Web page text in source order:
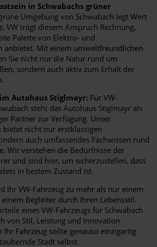
in Schwabachs grüner
Umgebung von Schwabach legt Wert
VW trägt diesem Anspruch Rechnung,
Palette von Elektro- und
anbietet. Mit einem umweltfreundlichen
Sie nicht nur die Natur rund um
sondern auch aktiv zum Erhalt der
Autohaus Stiglmayr: Für VW-
steht das Autohaus Stiglmayr als
Partner zur Verfügung. Unser
bietet nicht nur erstklassigen
auch umfassendes Fachwissen rund
Wir verstehen die Bedürfnisse der
und sind hier, um sicherzustellen, dass
in bestem Zustand ist.
Ihr VW-Fahrzeug zu mehr als nur einem
Begleiter durch Ihren Lebensstil.
eines VW-Fahrzeugs für Schwabach
von Stil, Leistung und Innovation
Ihr Fahrzeug sollte genauso einzigartig
Stadt selbst.